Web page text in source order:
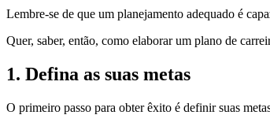
Lembre-se de que um planejamento adequado é
Quer, saber, então, como elaborar um plano de
1. Defina as suas metas
O primeiro passo para obter êxito é definir suas